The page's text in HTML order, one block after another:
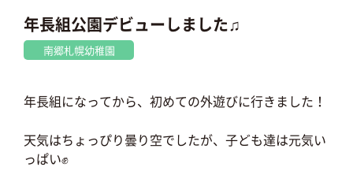
年長組公園デビューしました♫
南郷札幌幼稚園
年長組になってから、初めての外遊びに行きました！
天気はちょっぴり曇り空でしたが、子ども達は元気い
っぱい✊